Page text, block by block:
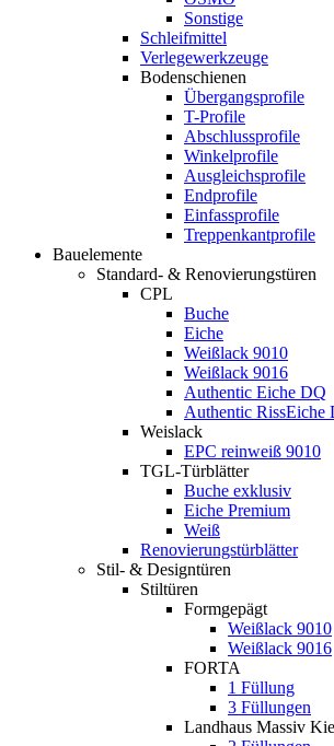
Sonstige
Schleifmittel
Verlegewerkzeuge
Bodenschienen
Übergangsprofile
T-Profile
Abschlussprofile
Winkelprofile
Ausgleichsprofile
Endprofile
Einfassprofile
Treppenkantprofile
Bauelemente
Standard- & Renovierungstüren
CPL
Buche
Eiche
Weißlack 9010
Weißlack 9016
Authentic Eiche DQ
Authentic RissEiche
Weislack
EPC reinweiß 9010
TGL-Türblätter
Buche exklusiv
Eiche Premium
Weiß
Renovierungstürblätter
Stil- & Designtüren
Stiltüren
Formgepägt
Weißlack 9010
Weißlack 9016
FORTA
1 Füllung
3 Füllungen
Landhaus Massiv